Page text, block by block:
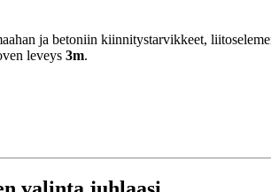
ja betoniin kiinnitystarvikkeet,
leveys 3m.